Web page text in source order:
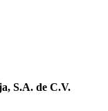
S.A. de C.V.